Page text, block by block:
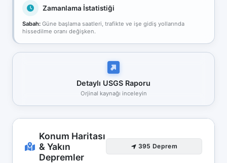
Zamanlama İstatistiği
Sabah: Güne başlama saatleri, trafikte ve işe gidiş yollarında
hissedilme oranı değişken.
Detaylı USGS Raporu
Orjinal kaynağı inceleyin
Konum Haritası
& Yakın
Depremler
395 Deprem